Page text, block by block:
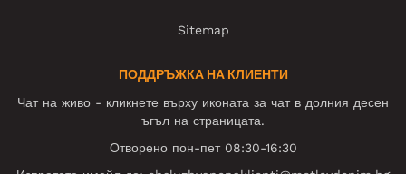
Sitemap
ПОДДРЪЖКА НА КЛИЕНТИ
Чат на живо - кликнете върху иконата за чат в долния десен
ъгъл на страницата.
Отворено пон-пет 08:30-16:30